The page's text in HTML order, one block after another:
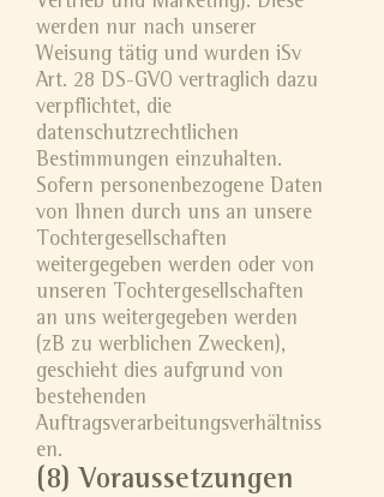
werden nur nach unserer
Weisung tätig und wurden iSv
Art. 28 DS-GVO vertraglich dazu
verpflichtet, die
datenschutzrechtlichen
Bestimmungen einzuhalten.
Sofern personenbezogene Daten
von Ihnen durch uns an unsere
Tochtergesellschaften
weitergegeben werden oder von
unseren Tochtergesellschaften
an uns weitergegeben werden
(zB zu werblichen Zwecken),
geschieht dies aufgrund von
bestehenden
Auftragsverarbeitungsverhältniss
en.
(8) Voraussetzungen